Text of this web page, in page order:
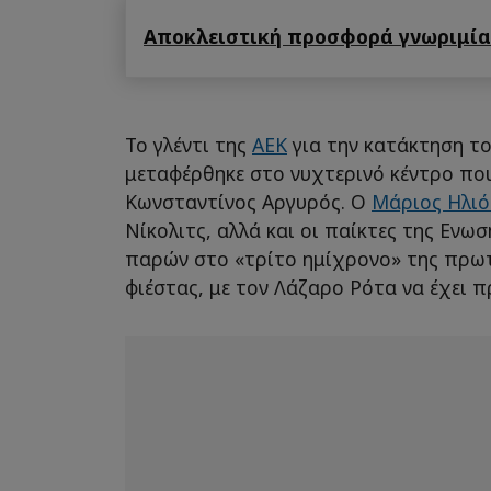
Αποκλειστική προσφορά
Το γλέντι της ΑΕΚγια την κατάκτηση
μεταφέρθηκε στο νυχτερινό κέντρο
Κωνσταντίνος Αργυρός. Ο Μάριος
Νίκολιτς, αλλά και οι παίκτες της
παρών στο «τρίτο ημίχρονο» της
φιέστας, με τον Λάζαρο Ρότα να έχει